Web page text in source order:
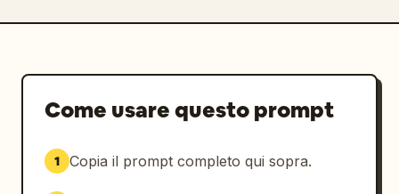
Come usare questo prompt
1 Copia il prompt completo qui sopra.